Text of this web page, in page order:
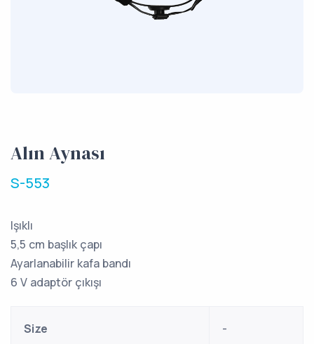
Alın Aynası
S-553
Işıklı
5,5 cm başlık çapı
Ayarlanabilir kafa bandı
6 V adaptör çıkışı
Size -